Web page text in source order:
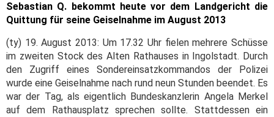
Sebastian Q. bekommt heute vor dem Landgericht die
Quittung für seine Geiselnahme im August 2013
(ty) 19. August 2013: Um 17.32 Uhr fielen mehrere Schüsse
im zweiten Stock des Alten Rathauses in Ingolstadt. Durch
den Zugriff eines Sondereinsatzkommandos der Polizei
wurde eine Geiselnahme nach rund neun Stunden beendet. Es
war der Tag, als eigentlich Bundeskanzlerin Angela Merkel
auf dem Rathausplatz sprechen sollte. Stattdessen ein